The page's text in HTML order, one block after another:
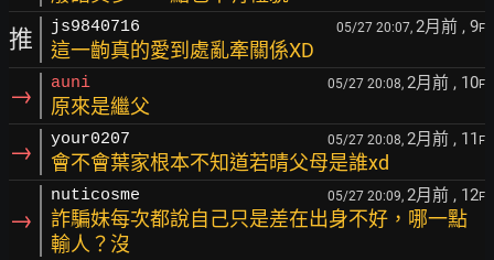
推 js9840716 05/27 20:07, 2月前 , 9F
這一齣真的愛到處亂牽關係XD
→ auni 05/27 20:08, 2月前 , 10F
原來是繼父
→ your0207 05/27 20:08, 2月前 , 11 F
會不會葉家根本不知道若晴父母是誰xd
→
nuticosme 05/27 20:09, 2月前 , 12F
詐騙妹每次都說自己只是差在出身不好，哪一點
輸人？沒